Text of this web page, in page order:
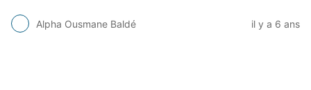
Alpha Ousmane Baldé il y a 6 ans